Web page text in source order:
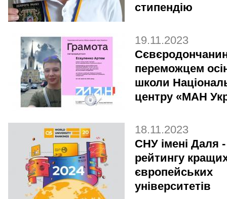
стипендію
19.11.2023
переможцем
школи
центру «МАН
18.11.2023
СНУ імені Даля
рейтингу
європейських
університетів